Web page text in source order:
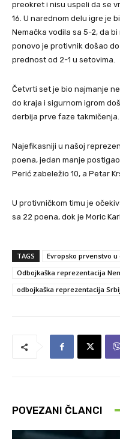
preokret i nisu uspeli da se
16. U narednom delu igre je
Nemačka vodila sa 5-2, da
ponovo je protivnik došao
prednost od 2-1 u setovima.
Četvrti set je bio najmanje
do kraja i sigurnom igrom
derbija prve faze
Najefikasniji u našoj
poena, jedan manje
Perić zabeležio 10, a Petar
U protivničkom timu je
sa 22 poena, dok je Moric
TAGS
Evropsko prvenstvo u
Odbojkaška reprezentacija
odbojkaška reprezentacija
POVEZANI ČLANCI